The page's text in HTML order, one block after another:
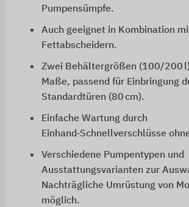
Pumpensümpfe.
Auch geeignet in Kombination
Fettabscheidern.
Zwei Behältergrößen (100/200
Maße, passend für Einbringung
Standardtüren (80 cm).
Einfache Wartung durch
Einhand‑Schnellverschlüsse
Verschiedene Pumpentypen und
Ausstattungsvarianten zur
Nachträgliche Umrüstung von
möglich.